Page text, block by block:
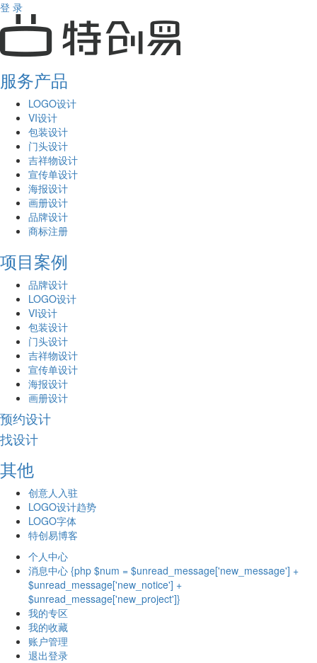
登 录
服务产品
LOGO设计
VI设计
包装设计
门头设计
吉祥物设计
宣传单设计
海报设计
画册设计
品牌设计
商标注册
项目案例
品牌设计
LOGO设计
VI设计
包装设计
门头设计
吉祥物设计
宣传单设计
海报设计
画册设计
预约设计
找设计
其他
创意人入驻
LOGO设计趋势
LOGO字体
特创易博客
个人中心
消息中心 {php $num = $unread_message['new_message'] +
$unread_message['new_notice'] +
$unread_message['new_project']}
我的专区
我的收藏
账户管理
退出登录